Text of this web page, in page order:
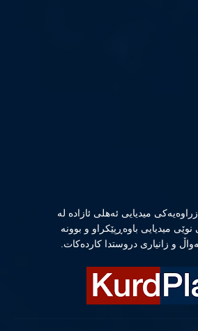
میدیایی ئەهلی ئازادە لە
نوێی میدیایی باوەڕپێكراو و بوونە
و زانیاری دروستدا كاردەكات.